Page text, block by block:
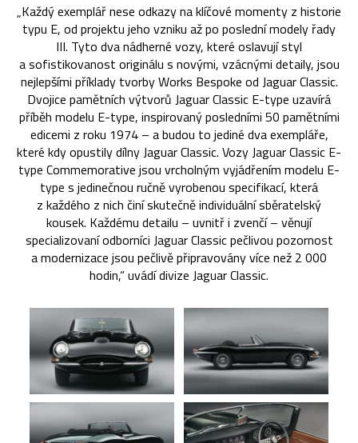
„Každý exemplář nese odkazy na klíčové momenty z historie
typu E, od projektu jeho vzniku až po poslední modely řady
III. Tyto dva nádherné vozy, které oslavují styl
a sofistikovanost originálu s novými, vzácnými detaily, jsou
nejlepšími příklady tvorby Works Bespoke od Jaguar Classic.
Dvojice pamětních výtvorů Jaguar Classic E-type uzavírá
příběh modelu E-type, inspirovaný posledními 50 pamětními
edicemi z roku 1974 – a budou to jediné dva exempláře,
které kdy opustily dílny Jaguar Classic. Vozy Jaguar Classic E-
type Commemorative jsou vrcholným vyjádřením modelu E-
type s jedinečnou ručně vyrobenou specifikací, která
z každého z nich činí skutečně individuální sběratelský
kousek. Každému detailu – uvnitř i zvenčí – věnují
specializovaní odborníci Jaguar Classic pečlivou pozornost
a modernizace jsou pečlivě připravovány více než 2 000
hodin,“ uvádí divize Jaguar Classic.